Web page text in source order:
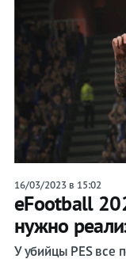
16/03/2023 в 15:02
eFootball
нужно
У убийцы PES все